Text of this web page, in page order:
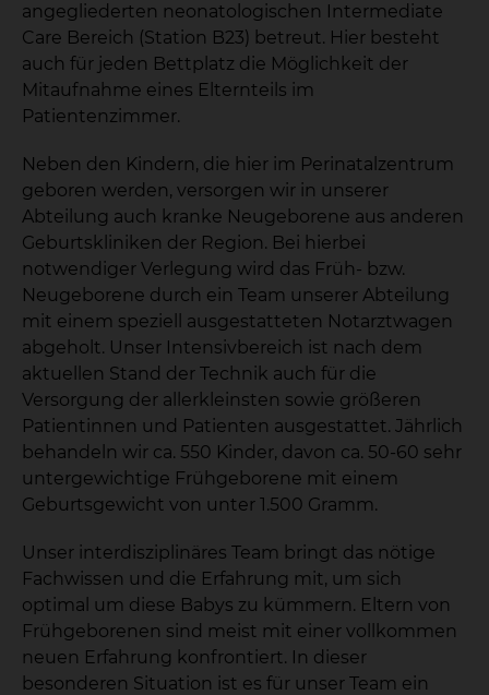
angegliederten neonatologischen Intermediate
Care Bereich (Station B23) betreut. Hier besteht
auch für jeden Bettplatz die Möglichkeit der
Mitaufnahme eines Elternteils im
Patientenzimmer.
Neben den Kindern, die hier im Perinatalzentrum
geboren werden, versorgen wir in unserer
Abteilung auch kranke Neugeborene aus anderen
Geburtskliniken der Region. Bei hierbei
notwendiger Verlegung wird das Früh- bzw.
Neugeborene durch ein Team unserer Abteilung
mit einem speziell ausgestatteten Notarztwagen
abgeholt. Unser Intensivbereich ist nach dem
aktuellen Stand der Technik auch für die
Versorgung der allerkleinsten sowie größeren
Patientinnen und Patienten ausgestattet. Jährlich
behandeln wir ca. 550 Kinder, davon ca. 50-60 sehr
untergewichtige Frühgeborene mit einem
Geburtsgewicht von unter 1.500 Gramm.
Unser interdisziplinäres Team bringt das nötige
Fachwissen und die Erfahrung mit, um sich
optimal um diese Babys zu kümmern. Eltern von
Frühgeborenen sind meist mit einer vollkommen
neuen Erfahrung konfrontiert. In dieser
besonderen Situation ist es für unser Team ein